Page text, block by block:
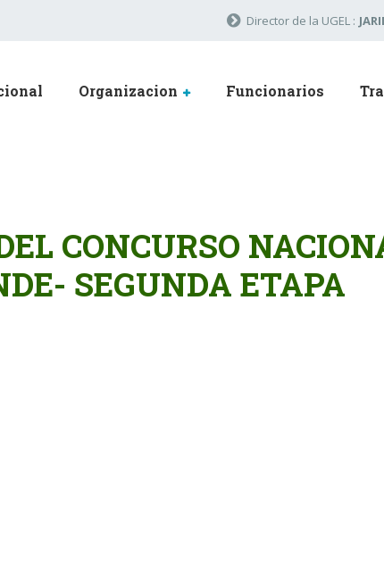
Director de la UGEL :
Organizacion Funcionarios
CONCURSO
SEGUNDA ETAPA